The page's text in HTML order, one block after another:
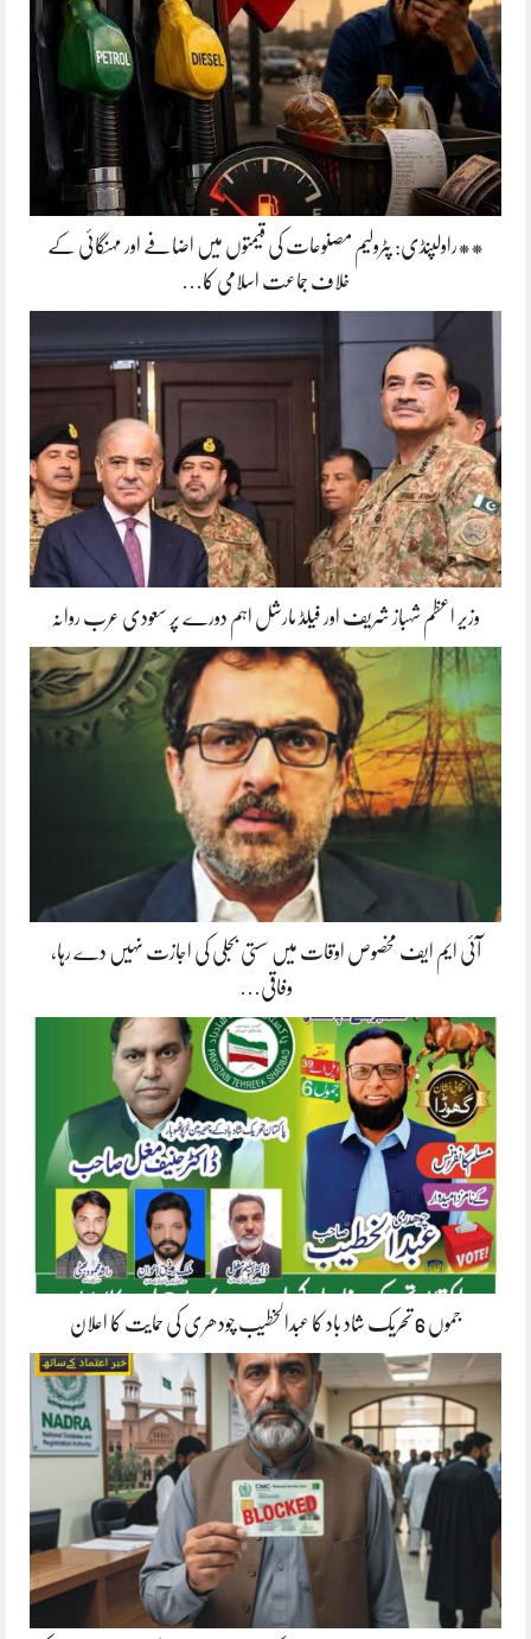
**راولپنڈی: پٹرولیم مصنوعات کی قیمتوں میں اضافے اور مہنگائی کے
خلاف جماعت اسلامی کا…
وزیر اعظم شہباز شریف اور فیلڈ مارشل اہم دورے پر سعودی عرب روانہ
آئی ایم ایف مخصوص اوقات میں سستی بجلی کی اجازت نہیں دے رہا،
وفاقی…
جموں 6 تحریک شاد باد کا عبدالخطیب چودھری کی حمایت کا اعلان